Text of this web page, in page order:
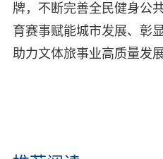
牌，不断完善全民健身公
育赛事赋能城市发展、彰
助力文体旅事业高质量发展